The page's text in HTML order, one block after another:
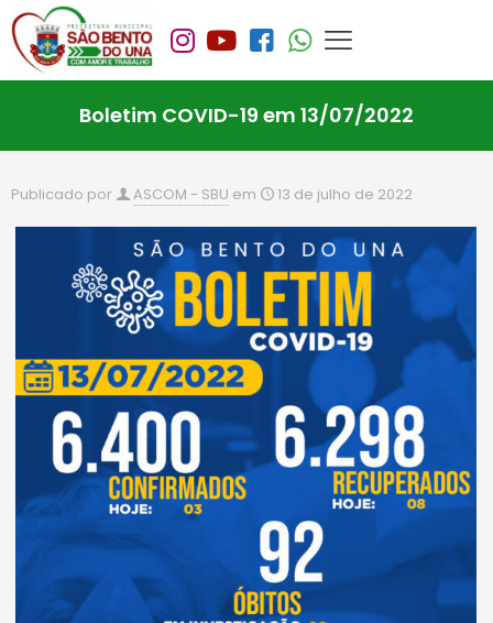
Boletim COVID-19 em 13/07/2022
Publicado por ASCOM - SBU em 13 de julho de 2022